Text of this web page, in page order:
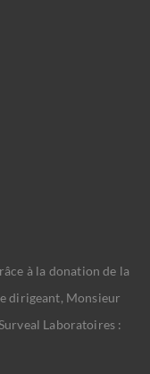
à la donation de la
dirigeant, Monsieur
Laboratoires :